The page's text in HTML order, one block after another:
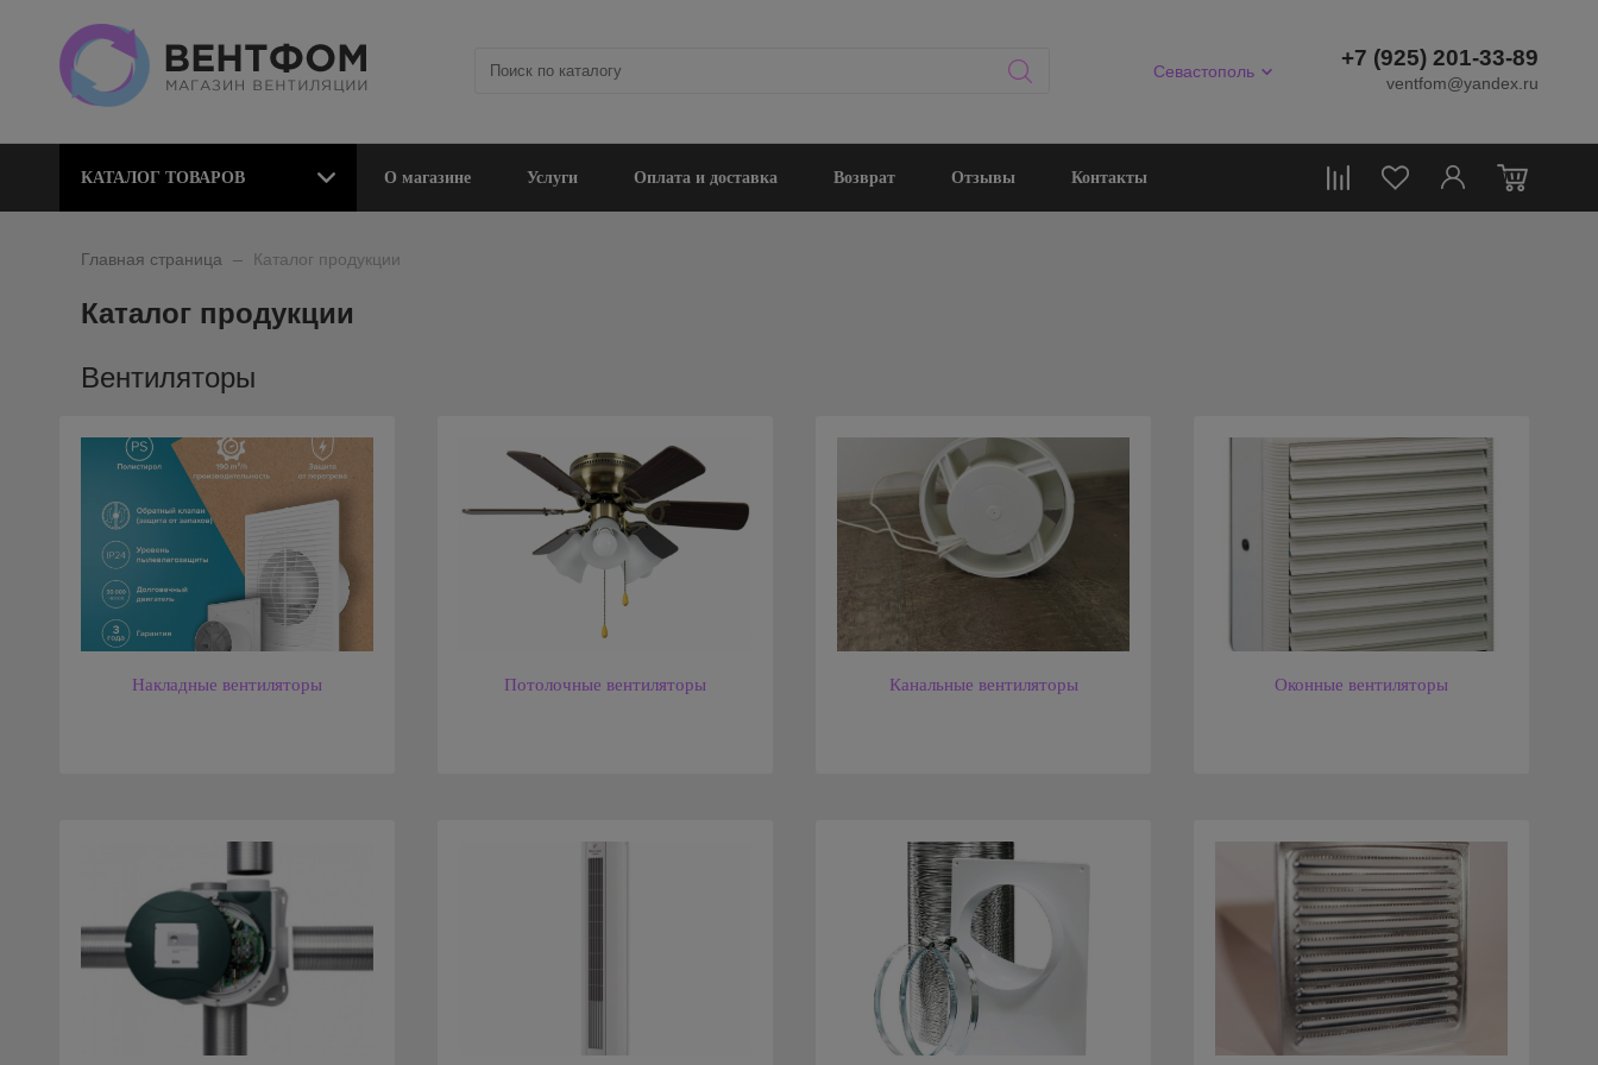
Севастополь
+7 (925) 201-33-89
ventfom@yandex.ru
0
КАТАЛОГ ТОВАРОВ О магазине Услуги Оплата и доставка Возврат Отзывы Контакты
Главная страница Каталог продукции
Каталог продукции
Вентиляторы
Накладные вентиляторы Потолочные вентиляторы Канальные вентиляторы Оконные вентиляторы